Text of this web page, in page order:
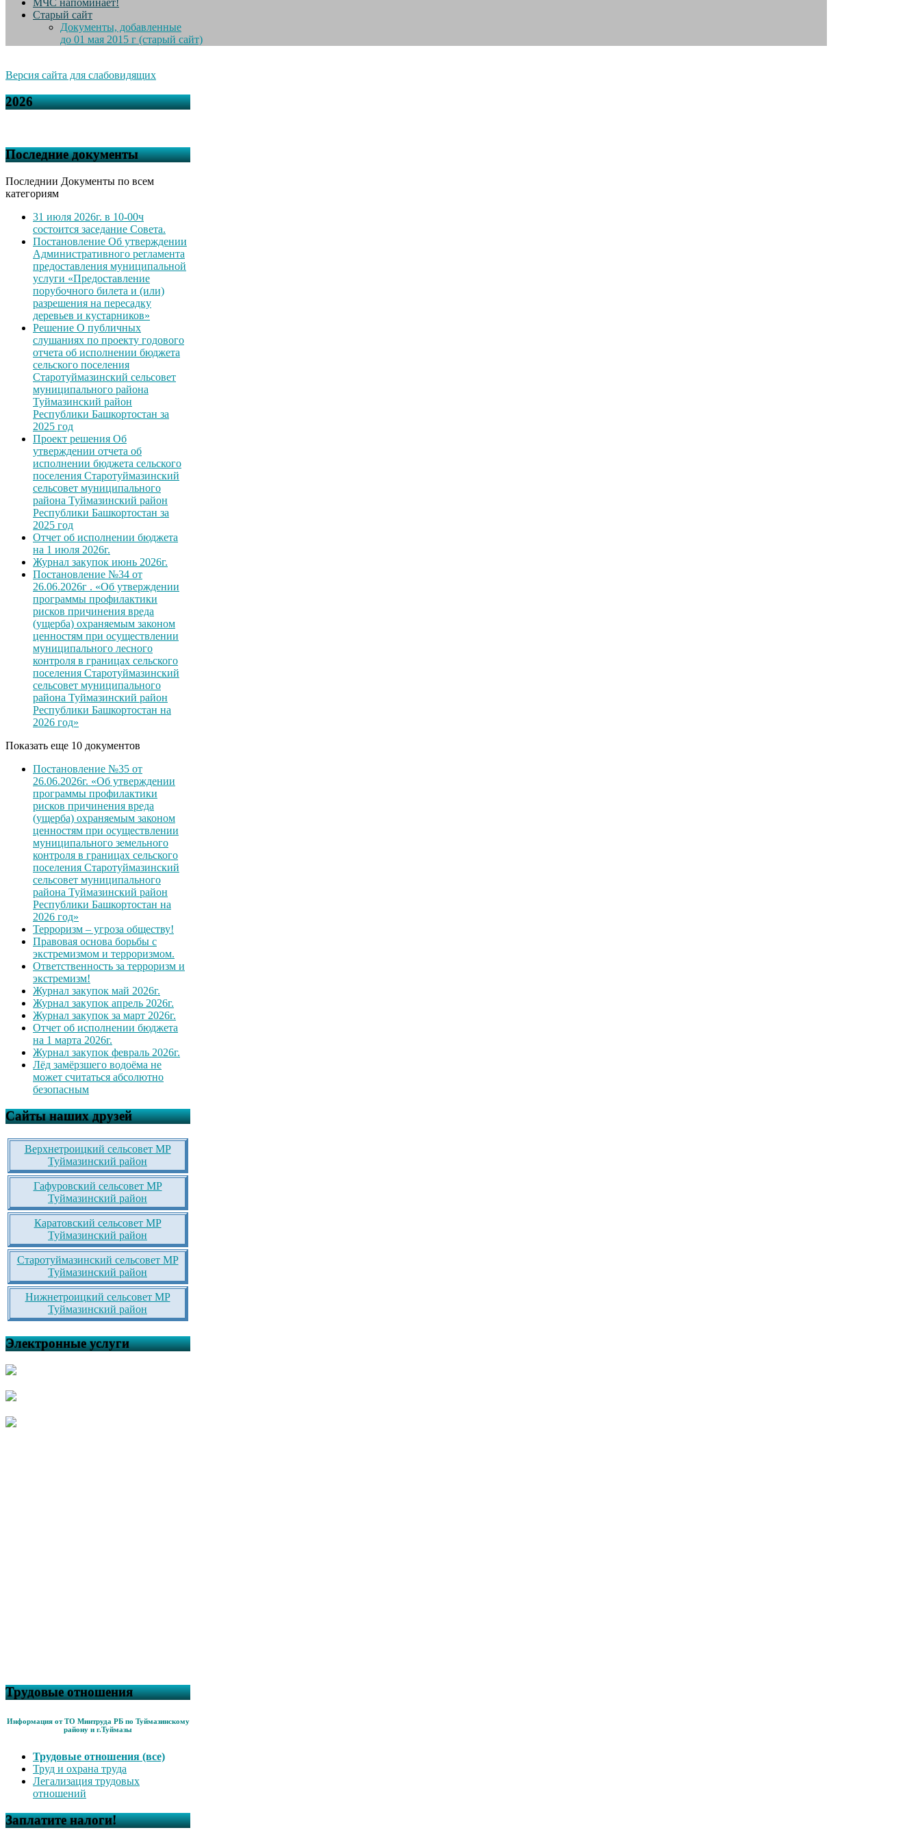
МЧС напоминает!
Старый сайт
Документы, добавленные
до 01 мая 2015 г (старый сайт)
Версия сайта для слабовидящих
2026
Последние документы
Последнии Документы по всем
категориям
31 июля 2026г. в 10-00ч
состоится заседание Совета.
Постановление Об утверждении
Административного регламента
предоставления муниципальной
услуги «Предоставление
порубочного билета и (или)
разрешения на пересадку
деревьев и кустарников»
Решение О публичных
слушаниях по проекту годового
отчета об исполнении бюджета
сельского поселения
Старотуймазинский сельсовет
муниципального района
Туймазинский район
Республики Башкортостан за
2025 год
Проект решения Об
утверждении отчета об
исполнении бюджета сельского
поселения Старотуймазинский
сельсовет муниципального
района Туймазинский район
Республики Башкортостан за
2025 год
Отчет об исполнении бюджета
на 1 июля 2026г.
Журнал закупок июнь 2026г.
Постановление №34 от
26.06.2026г . «Об утверждении
программы профилактики
рисков причинения вреда
(ущерба) охраняемым законом
ценностям при осуществлении
муниципального лесного
контроля в границах сельского
поселения Старотуймазинский
сельсовет муниципального
района Туймазинский район
Республики Башкортостан на
2026 год»
Показать еще 10 документов
Постановление №35 от
26.06.2026г. «Об утверждении
программы профилактики
рисков причинения вреда
(ущерба) охраняемым законом
ценностям при осуществлении
муниципального земельного
контроля в границах сельского
поселения Старотуймазинский
сельсовет муниципального
района Туймазинский район
Республики Башкортостан на
2026 год»
Терроризм – угроза обществу!
Правовая основа борьбы с
экстремизмом и терроризмом.
Ответственность за терроризм и
экстремизм!
Журнал закупок май 2026г.
Журнал закупок апрель 2026г.
Журнал закупок за март 2026г.
Отчет об исполнении бюджета
на 1 марта 2026г.
Журнал закупок февраль 2026г.
Лёд замёрзшего водоёма не
может считаться абсолютно
безопасным
Сайты наших друзей
Верхнетроицкий сельсовет МР
Туймазинский район
Гафуровский сельсовет МР
Туймазинский район
Каратовский сельсовет МР
Туймазинский район
Старотуймазинский сельсовет МР
Туймазинский район
Нижнетроицкий сельсовет МР
Туймазинский район
Электронные услуги
Трудовые отношения
Информация от ТО Минтруда РБ по Туймазинскому
району и г.Туймазы
Трудовые отношения (все)
Труд и охрана труда
Легализация трудовых
отношений
Заплатите налоги!